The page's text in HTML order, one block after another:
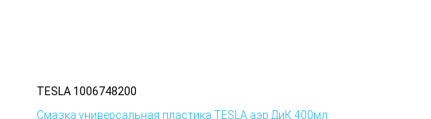
TESLA 1006748200
Смазка универсальная пластика TESLA аэр ДиК 400мл